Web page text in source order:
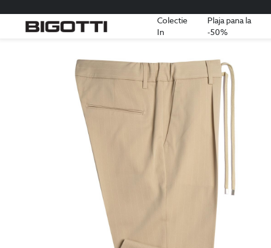
Colectie
In
Plaja pana la
-50%